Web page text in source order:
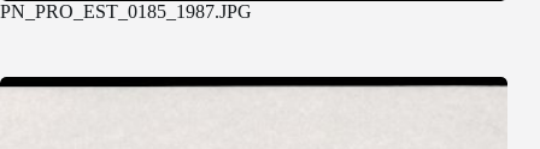
PN_PRO_EST_0185_1987.JPG